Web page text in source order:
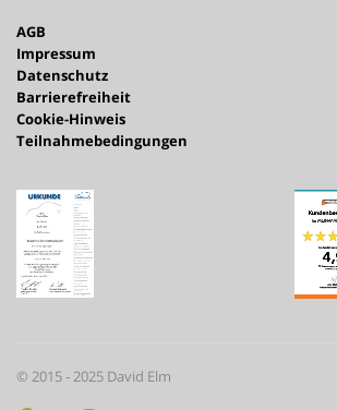
AGB
Impressum
Datenschutz
Barrierefreiheit
Cookie-Hinweis
Teilnahmebedingungen
© 2015 - 2025 David Elm